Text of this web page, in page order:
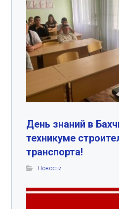
День знаний в
техникуме
транспорта!
Новости